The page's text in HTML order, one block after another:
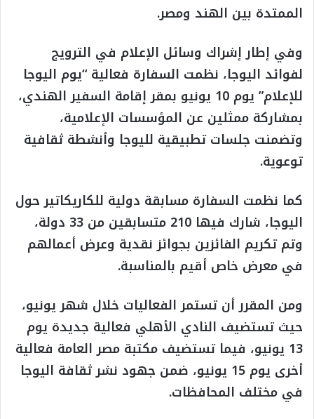
الممتدة بين الهند ومصر.
وفي إطار إشراك وسائل الإعلام في الترويج
لفوائد اليوجا، نظمت السفارة فعالية “يوم اليوجا
للإعلام” يوم 10 يونيو بمقر إقامة السفير الهندي،
بمشاركة ممثلين عن المؤسسات الإعلامية،
وتضمنت جلسات تطبيقية لليوجا وأنشطة ثقافية
توعوية.
كما نظمت السفارة مسابقة دولية للكاريكاتير حول
اليوجا، شارك فيها 210 متسابقين من 33 دولة،
وتم تكريم الفائزين بجوائز نقدية وعرض أعمالهم
في معرض خاص أقيم بالمناسبة.
ومن المقرر أن تستمر الفعاليات خلال شهر يونيو،
حيث تستضيف النادي الأهلي فعالية جديدة يوم
13 يونيو، فيما تستضيف مكتبة مصر العامة فعالية
أخرى يوم 15 يونيو، ضمن جهود نشر ثقافة اليوجا
في مختلف المحافظات.